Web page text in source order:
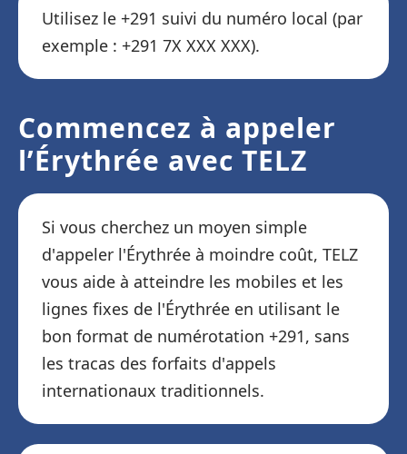
Utilisez le +291 suivi du numéro local (par
exemple : +291 7X XXX XXX).
Commencez à appeler
l’Érythrée avec TELZ
Si vous cherchez un moyen simple
d'appeler l'Érythrée à moindre coût, TELZ
vous aide à atteindre les mobiles et les
lignes fixes de l'Érythrée en utilisant le
bon format de numérotation +291, sans
les tracas des forfaits d'appels
internationaux traditionnels.